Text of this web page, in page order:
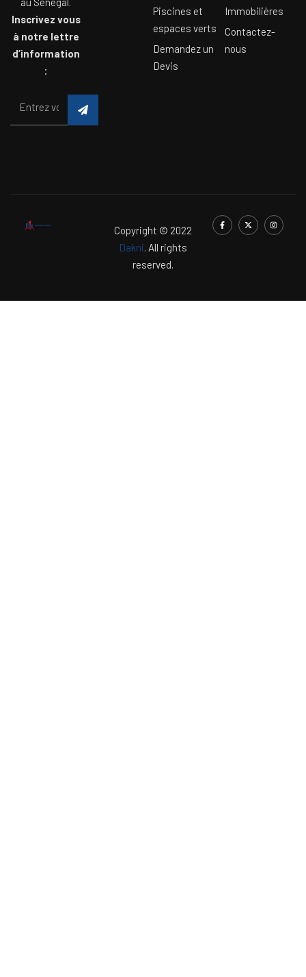
Inscrivez vous
à notre lettre
d’information
:
Piscines et
espaces verts
Demandez un
Devis
Immobilières
Contactez-
nous
Copyright © 2022
Dakni. All rights
reserved.